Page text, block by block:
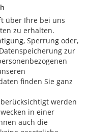
über Ihre bei uns
zu erhalten.
Sperrung oder,
zur
finden Sie ganz
werden
in einer
auch die